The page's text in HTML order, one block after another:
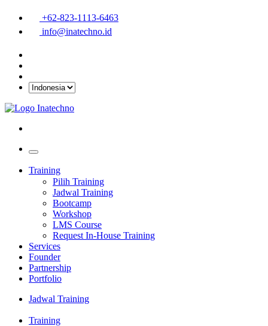
+62-823-1113-6463
info@inatechno.id
Training
Pilih Training
Jadwal Training
Bootcamp
Workshop
LMS Course
Request In-House Training
Services
Founder
Partnership
Portfolio
Jadwal Training
Training